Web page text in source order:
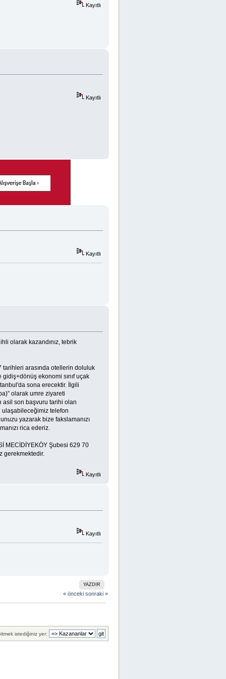
Kayıtlı
Kayıtlı
Kayıtlı
olarak kazandınız, tebrik
tarihleri arasında otellerin doluluk
ekonomi sınıf uçak
sona erecektir. İlgili
olarak umre ziyareti
asil son başvuru tarihi olan
ulaşabileceğimiz telefon
yazarak bize fakslamanızı
rica ederiz.
MECİDİYEKÖY Şubesi 629 70
gerekmektedir.
Kayıtlı
Kayıtlı
YAZDIR
« önceki sonraki »
istediğiniz yer: